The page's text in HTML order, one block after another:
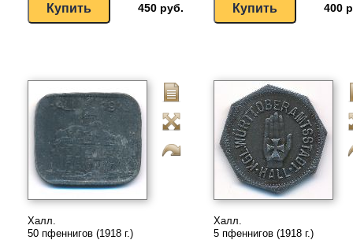
450 руб. 400
Халл.
50 пфеннигов (1918 г.)
Халл.
5 пфеннигов (1918 г.)